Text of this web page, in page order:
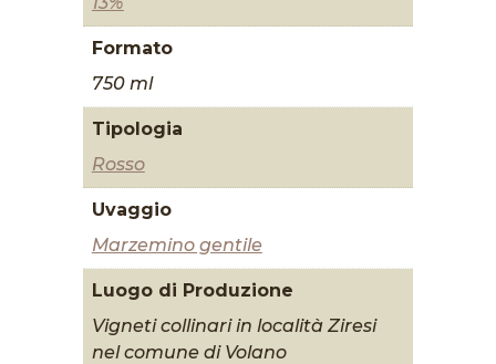
Formato
750 ml
Tipologia
Rosso
Uvaggio
Marzemino gentile
Luogo di Produzione
Vigneti collinari in località Ziresi
nel comune di Volano